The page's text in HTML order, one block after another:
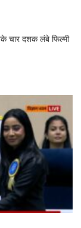
चार दशक लंबे फिल्मी